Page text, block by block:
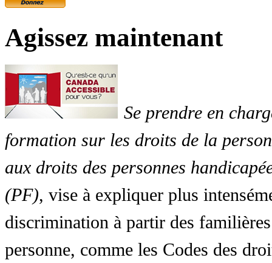
Agissez maintenant
Se prendre en
formation sur les droits de la
aux droits des personnes
(PF), vise à expliquer plus
discrimination à partir des
personne, comme les Codes des